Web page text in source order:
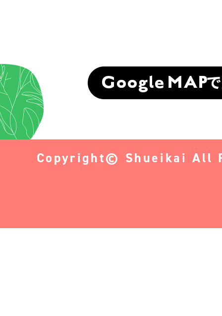
Copyright© Shueikai All